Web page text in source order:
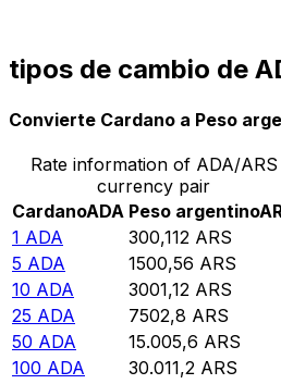
tipos de cambio de
Convierte Cardano a Peso
Rate information of ADA/ARS
currency pair
CardanoADA Peso argentino
1 ADA 300,112 ARS
5 ADA 1500,56 ARS
10 ADA 3001,12 ARS
25 ADA 7502,8 ARS
50 ADA 15.005,6 ARS
100 ADA 30.011,2 ARS